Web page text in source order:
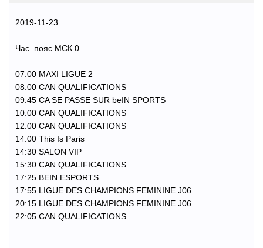
2019-11-23
Час. пояс МСК 0
07:00 MAXI LIGUE 2
08:00 CAN QUALIFICATIONS
09:45 CA SE PASSE SUR beIN SPORTS
10:00 CAN QUALIFICATIONS
12:00 CAN QUALIFICATIONS
14:00 This Is Paris
14:30 SALON VIP
15:30 CAN QUALIFICATIONS
17:25 BEIN ESPORTS
17:55 LIGUE DES CHAMPIONS FEMININE J06
20:15 LIGUE DES CHAMPIONS FEMININE J06
22:05 CAN QUALIFICATIONS